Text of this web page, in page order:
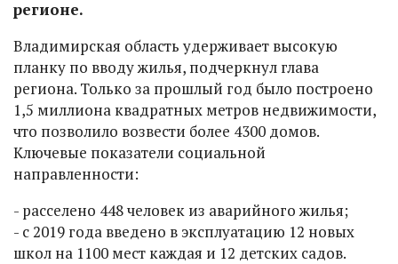
регионе.
Владимирская область удерживает высокую
планку по вводу жилья, подчеркнул глава
региона. Только за прошлый год было построено
1,5 миллиона квадратных метров недвижимости,
что позволило возвести более 4300 домов.
Ключевые показатели социальной
направленности:
- расселено 448 человек из аварийного жилья;
- с 2019 года введено в эксплуатацию 12 новых
школ на 1100 мест каждая и 12 детских садов.